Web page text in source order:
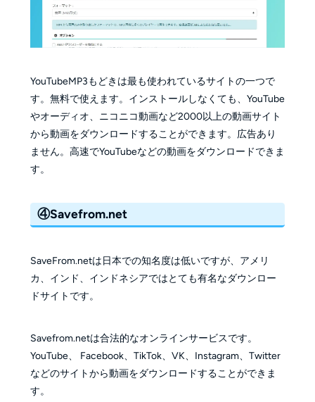
YouTubeMP3もどきは最も使われているサイトの一つで
す。無料で使えます。インストールしなくても、YouTube
やオーディオ、ニコニコ動画など2000以上の動画サイト
から動画をダウンロードすることができます。広告あり
ません。高速でYouTubeなどの動画をダウンロードできま
す。
④Savefrom.net
SaveFrom.netは日本での知名度は低いですが、アメリ
カ、インド、インドネシアではとても有名なダウンロー
ドサイトです。
Savefrom.netは合法的なオンラインサービスです。
YouTube、 Facebook、TikTok、VK、Instagram、Twitter
などのサイトから動画をダウンロードすることができま
す。